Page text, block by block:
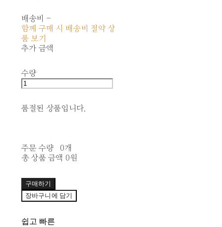
배송비 -
함께 구매 시 배송비 절약 상
품 보기
추가 금액
수량
품절된 상품입니다.
주문 수량
0개
총 상품 금액 0원
구매하기
장바구니에 담기
쉽고 빠른